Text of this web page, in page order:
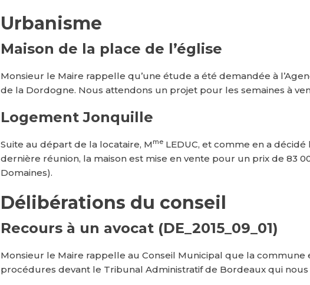
Urbanisme
Maison de la place de l’église
Monsieur le Maire rappelle qu’une étude a été demandée à
de la Dordogne. Nous attendons un projet pour les semaines à
Logement Jonquille
Suite au départ de la locataire, Mme LEDUC, et comme en a
dernière réunion, la maison est mise en vente pour un prix de 83
Domaines).
Délibérations du conseil
Recours à un avocat (DE_2015_09_01)
Monsieur le Maire rappelle au Conseil Municipal que la commune
procédures devant le Tribunal Administratif de Bordeaux qui nous